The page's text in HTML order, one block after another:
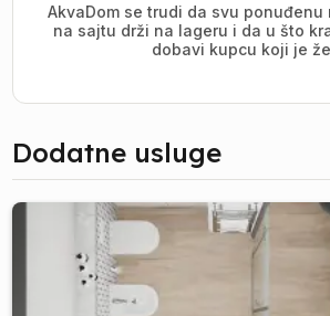
AkvaDom se trudi da svu
na sajtu drži na lageru i da u što
dobavi kupcu koji je
Dodatne usluge